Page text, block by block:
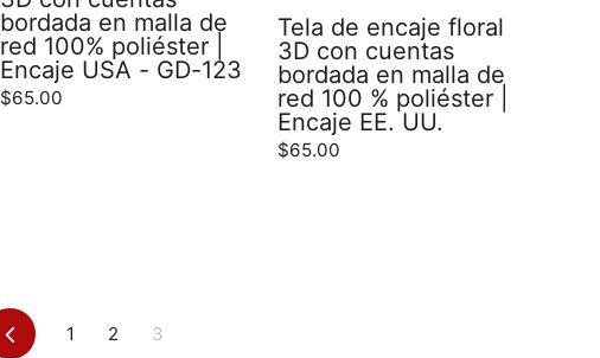
bordada en malla de
red 100% poliéster |
Encaje USA - GD-123
$65.00
Tela de encaje floral
3D con cuentas
bordada en malla de
red 100 % poliéster |
Encaje EE. UU.
$65.00
Anterior
1 2 3